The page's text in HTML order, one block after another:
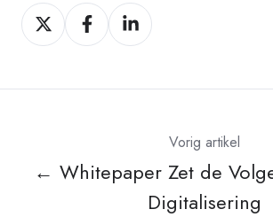
Deel
dit
X
Deel
dit
Facebook
Deel
dit
LinkedIn
Vorig artikel
← Whitepaper Zet de
Digitalisering